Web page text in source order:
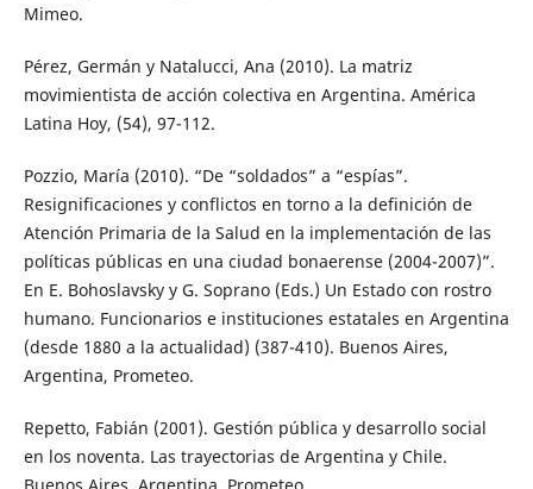
Mimeo.
Pérez, Germán y Natalucci, Ana (2010). La matriz
movimientista de acción colectiva en Argentina. América
Latina Hoy, (54), 97-112.
Pozzio, María (2010). “De “soldados” a “espías”.
Resignificaciones y conflictos en torno a la definición de
Atención Primaria de la Salud en la implementación de las
políticas públicas en una ciudad bonaerense (2004-2007)”.
En E. Bohoslavsky y G. Soprano (Eds.) Un Estado con rostro
humano. Funcionarios e instituciones estatales en Argentina
(desde 1880 a la actualidad) (387-410). Buenos Aires,
Argentina, Prometeo.
Repetto, Fabián (2001). Gestión pública y desarrollo social
en los noventa. Las trayectorias de Argentina y Chile.